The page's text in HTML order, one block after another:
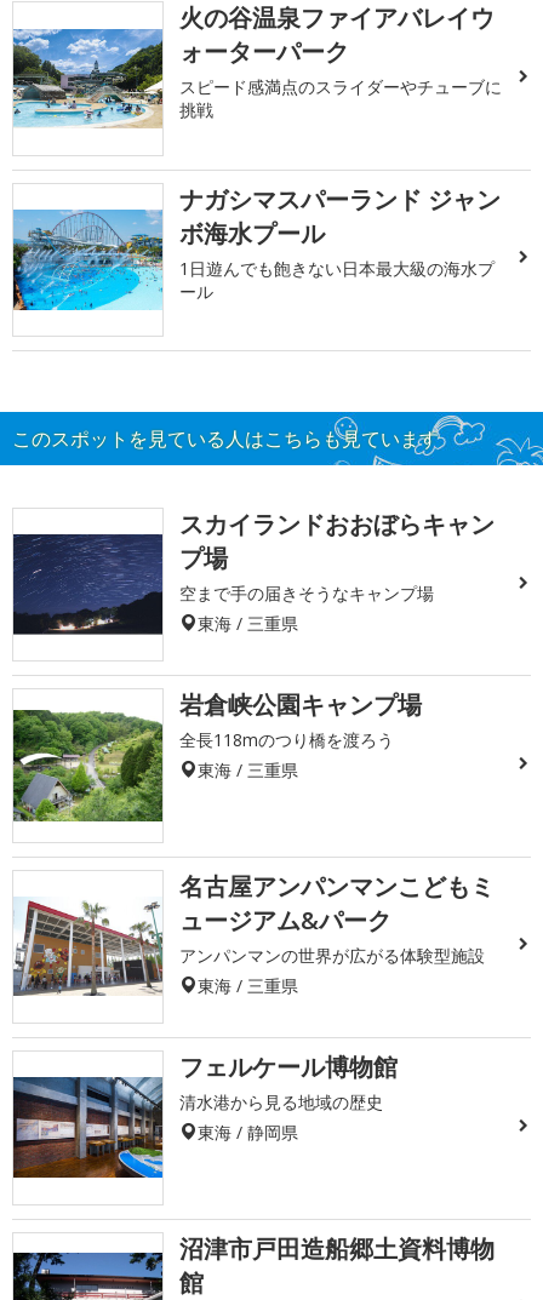
火の谷温泉ファイアバレイウ
ォーターパーク
スピード感満点のスライダーやチューブに
挑戦
ナガシマスパーランド ジャン
ボ海水プール
1日遊んでも飽きない日本最大級の海水プ
ール
このスポットを見ている人はこちらも見ています
スカイランドおおぼらキャン
プ場
空まで手の届きそうなキャンプ場
東海 / 三重県
岩倉峡公園キャンプ場
全長118mのつり橋を渡ろう
東海 / 三重県
名古屋アンパンマンこどもミ
ュージアム&パーク
アンパンマンの世界が広がる体験型施設
東海 / 三重県
フェルケール博物館
清水港から見る地域の歴史
東海 / 静岡県
沼津市戸田造船郷土資料博物
館